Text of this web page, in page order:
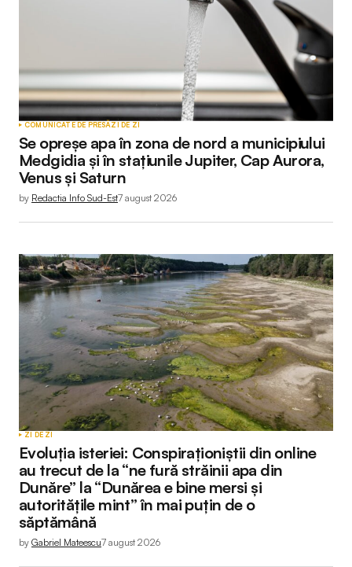
Your Name*
Your E-mail*
COMUNICATE DE PRESĂZI DE ZI
Se opreșe apa în zona de nord a municipiului
Medgidia și în stațiunile Jupiter, Cap Aurora,
Venus și Saturn
by Redactia Info Sud-Est7 august 2026
ZI DE ZI
Evoluția isteriei: Conspiraționiștii din online
au trecut de la “ne fură străinii apa din
Dunăre” la “Dunărea e bine mersi și
autoritățile mint” în mai puțin de o
săptămână
by Gabriel Mateescu7 august 2026